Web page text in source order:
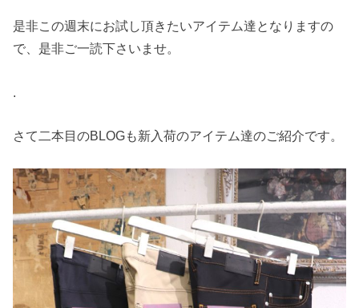
是非この週末にお試し頂きたいアイテム達となりますの
で、是非ご一読下さいませ。
.
さて二本目のBLOGも新入荷のアイテム達のご紹介です。